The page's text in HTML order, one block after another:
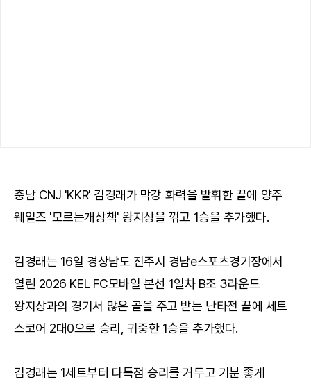
충남 CNJ 'KKR' 김경래가 막강 화력을 발휘한 끝에 양주
웨일즈 '모르는개상책' 왕지상을 꺾고 1승을 추가했다.
김경래는 16일 경상남도 진주시 경남e스포츠경기장에서
열린 2026 KEL FC모바일 본선 1일차 B조 3라운드
왕지상과의 경기서 많은 골을 주고 받는 난타전 끝에 세트
스코어 2대0으로 승리, 귀중한 1승을 추가했다.
김경래는 1세트부터 다득점 승리를 거두고 기분 좋게